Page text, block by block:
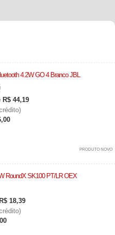
4.2W GO 4 Branco JBL
R$ 44,19
PRODUTO NOVO
RoundX SK100 PT/LR OEX
R$ 18,39